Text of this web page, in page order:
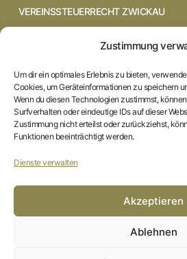
Zustimmung
Um dir ein optimales Erlebnis zu bieten,
Cookies, um Geräteinformationen zu speichern
Wenn du diesen Technologien zustimmst,
Surfverhalten oder eindeutige IDs auf dieser
Zustimmung nicht erteilst oder zurückziehst,
Funktionen beeinträchtigt werden.
Dienste verwalten
Akzeptieren
Ablehnen
VEREINSSTEUERRECHT ZWICKAU
VEREINSSTEUERRECHT CHEMNITZ
VEREINSSTEUERRECHT DRESDEN
VEREINSSTEUERRECHT COTTBUS
VEREINSSTEUERRECHT IN
STARTSEITE